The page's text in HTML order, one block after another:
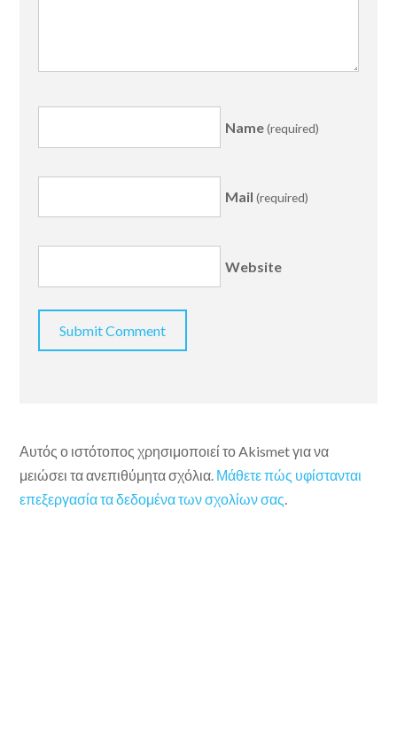
Name(required)
Mail (required)
Website
Αυτός ο ιστότοπος χρησιμοποιεί το Akismet για να
μειώσει τα ανεπιθύμητα σχόλια. Μάθετε πώς υφίστανται
επεξεργασία τα δεδομένα των σχολίων σας.